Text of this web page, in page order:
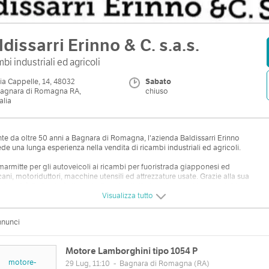
Erinno & C. s.a.s.
industriali ed agricoli
Cappelle, 14, 48032
di Romagna RA,
Sabato
chiuso
da oltre 50 anni a Bagnara di Romagna, l'azienda Baldissarri Erinno
una lunga esperienza nella vendita di ricambi industriali ed agricoli.
per gli autoveicoli ai ricambi per fuoristrada giapponesi ed
motoriduttori, macchine utensili ed attrezzature usate. Grazie alla sua
ricambi per macchine agricole ed industriali in provincia di Ravenna.
quelli elettrici monofase e trifase.
Orari
Visualizza tutto
Motore Lamborghini tipo 1054 P
29 Lug, 11:10 - Bagnara di Romagna (RA)